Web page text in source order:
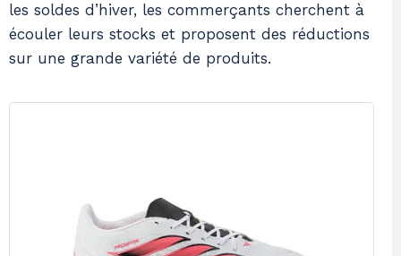
les soldes d’hiver, les commerçants cherchent à
écouler leurs stocks et proposent des réductions
sur une grande variété de produits.